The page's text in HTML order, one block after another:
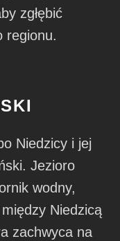
zgłębić
regionu.
Niedzicy i jej
Jezioro
wodny,
Niedzicą
zachwyca na